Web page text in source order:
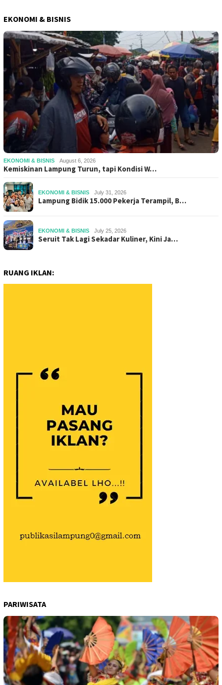
EKONOMI & BISNIS
EKONOMI & BISNIS August 6, 2026
Kemiskinan Lampung Turun, tapi Kondisi W…
EKONOMI & BISNIS July 31, 2026
Lampung Bidik 15.000 Pekerja Terampil, B…
EKONOMI & BISNIS July 25, 2026
Seruit Tak Lagi Sekadar Kuliner, Kini Ja…
RUANG IKLAN:
PARIWISATA